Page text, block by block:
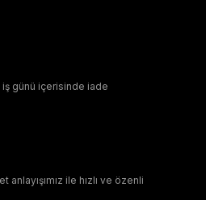
iş günü içerisinde iade
ile hızlı ve özenli